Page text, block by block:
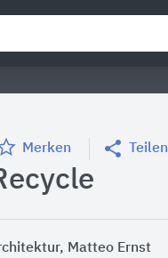
Merken Teilen
Matteo Ernst